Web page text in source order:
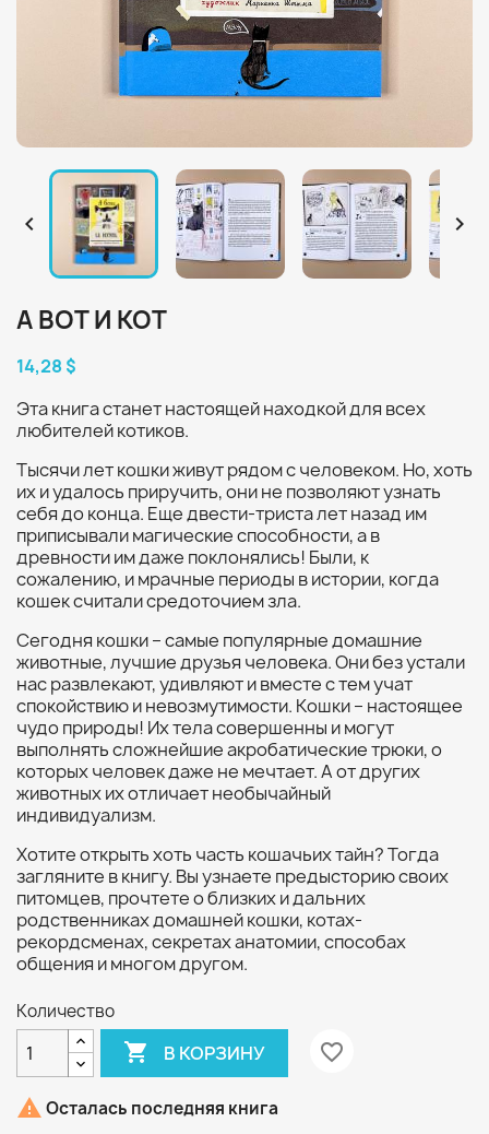
 
А ВОТ И КОТ
14,28 $
Эта книга станет настоящей находкой для всех
любителей котиков.
Тысячи лет кошки живут рядом с человеком. Но, хоть
их и удалось приручить, они не позволяют узнать
себя до конца. Еще двести-триста лет назад им
приписывали магические способности, а в
древности им даже поклонялись! Были, к
сожалению, и мрачные периоды в истории, когда
кошек считали средоточием зла.
Сегодня кошки – самые популярные домашние
животные, лучшие друзья человека. Они без устали
нас развлекают, удивляют и вместе с тем учат
спокойствию и невозмутимости. Кошки – настоящее
чудо природы! Их тела совершенны и могут
выполнять сложнейшие акробатические трюки, о
которых человек даже не мечтает. А от других
животных их отличает необычайный
индивидуализм.
Хотите открыть хоть часть кошачьих тайн? Тогда
загляните в книгу. Вы узнаете предысторию своих
питомцев, прочтете о близких и дальних
родственниках домашней кошки, котах-
рекордсменах, секретах анатомии, способах
общения и многом другом.
Количество
 В КОРЗИНУ favorite_border
 Осталась последняя книга